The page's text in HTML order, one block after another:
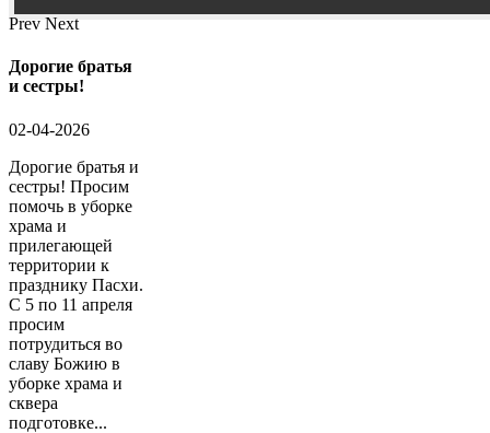
Prev Next
Дорогие братья
и сестры!
02-04-2026
Дорогие братья и
сестры! Просим
помочь в уборке
храма и
прилегающей
территории к
празднику Пасхи.
С 5 по 11 апреля
просим
потрудиться во
славу Божию в
уборке храма и
сквера
подготовке...